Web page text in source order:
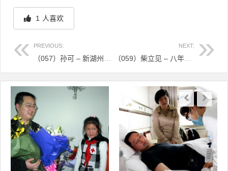
1 人喜欢
PREVIOUS:
（057）孙可 – 新湖州人捐献“生命种子” 成为湖州首例 – 2010年06月12日
NEXT:
（059）柴立见 – 八年等待只为这一刻 – 2010年07月13日
文章导航